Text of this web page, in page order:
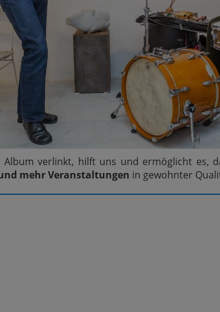
Album verlinkt, hilft uns und ermöglicht es,
mehr Veranstaltungen in gewohnter